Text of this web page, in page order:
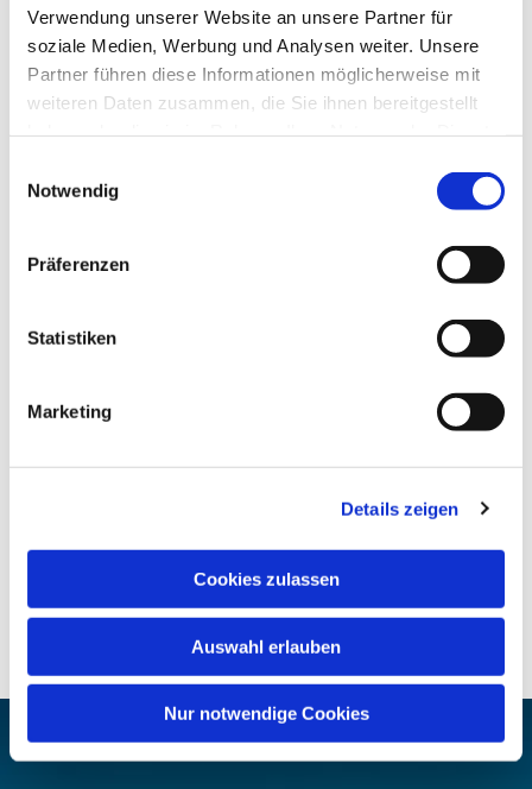
Verwendung unserer Website an unsere Partner für
soziale Medien, Werbung und Analysen weiter. Unsere
Partner führen diese Informationen möglicherweise mit
weiteren Daten zusammen, die Sie ihnen bereitgestellt
Notwendig
Präferenzen
Statistiken
Marketing
Details zeigen
Cookies zulassen
Auswahl erlauben
Nur notwendige Cookies
Dies könnte Sie auch
interessieren